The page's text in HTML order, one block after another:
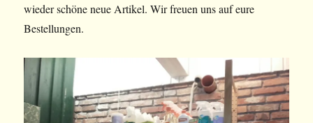
wieder schöne neue Artikel. Wir freuen uns auf eure
Bestellungen.